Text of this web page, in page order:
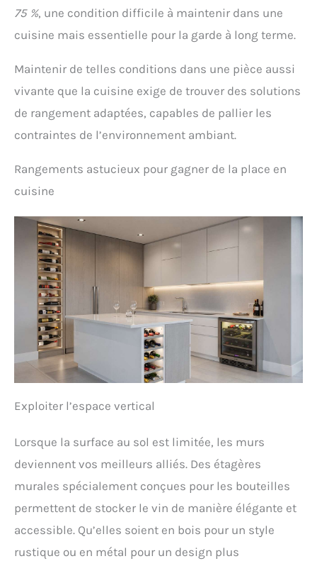
75 %, une condition difficile à maintenir dans une
cuisine mais essentielle pour la garde à long terme.
Maintenir de telles conditions dans une pièce aussi
vivante que la cuisine exige de trouver des solutions
de rangement adaptées, capables de pallier les
contraintes de l’environnement ambiant.
Rangements astucieux pour gagner de la place en
cuisine
Exploiter l’espace vertical
Lorsque la surface au sol est limitée, les murs
deviennent vos meilleurs alliés. Des étagères
murales spécialement conçues pour les bouteilles
permettent de stocker le vin de manière élégante et
accessible. Qu’elles soient en bois pour un style
rustique ou en métal pour un design plus